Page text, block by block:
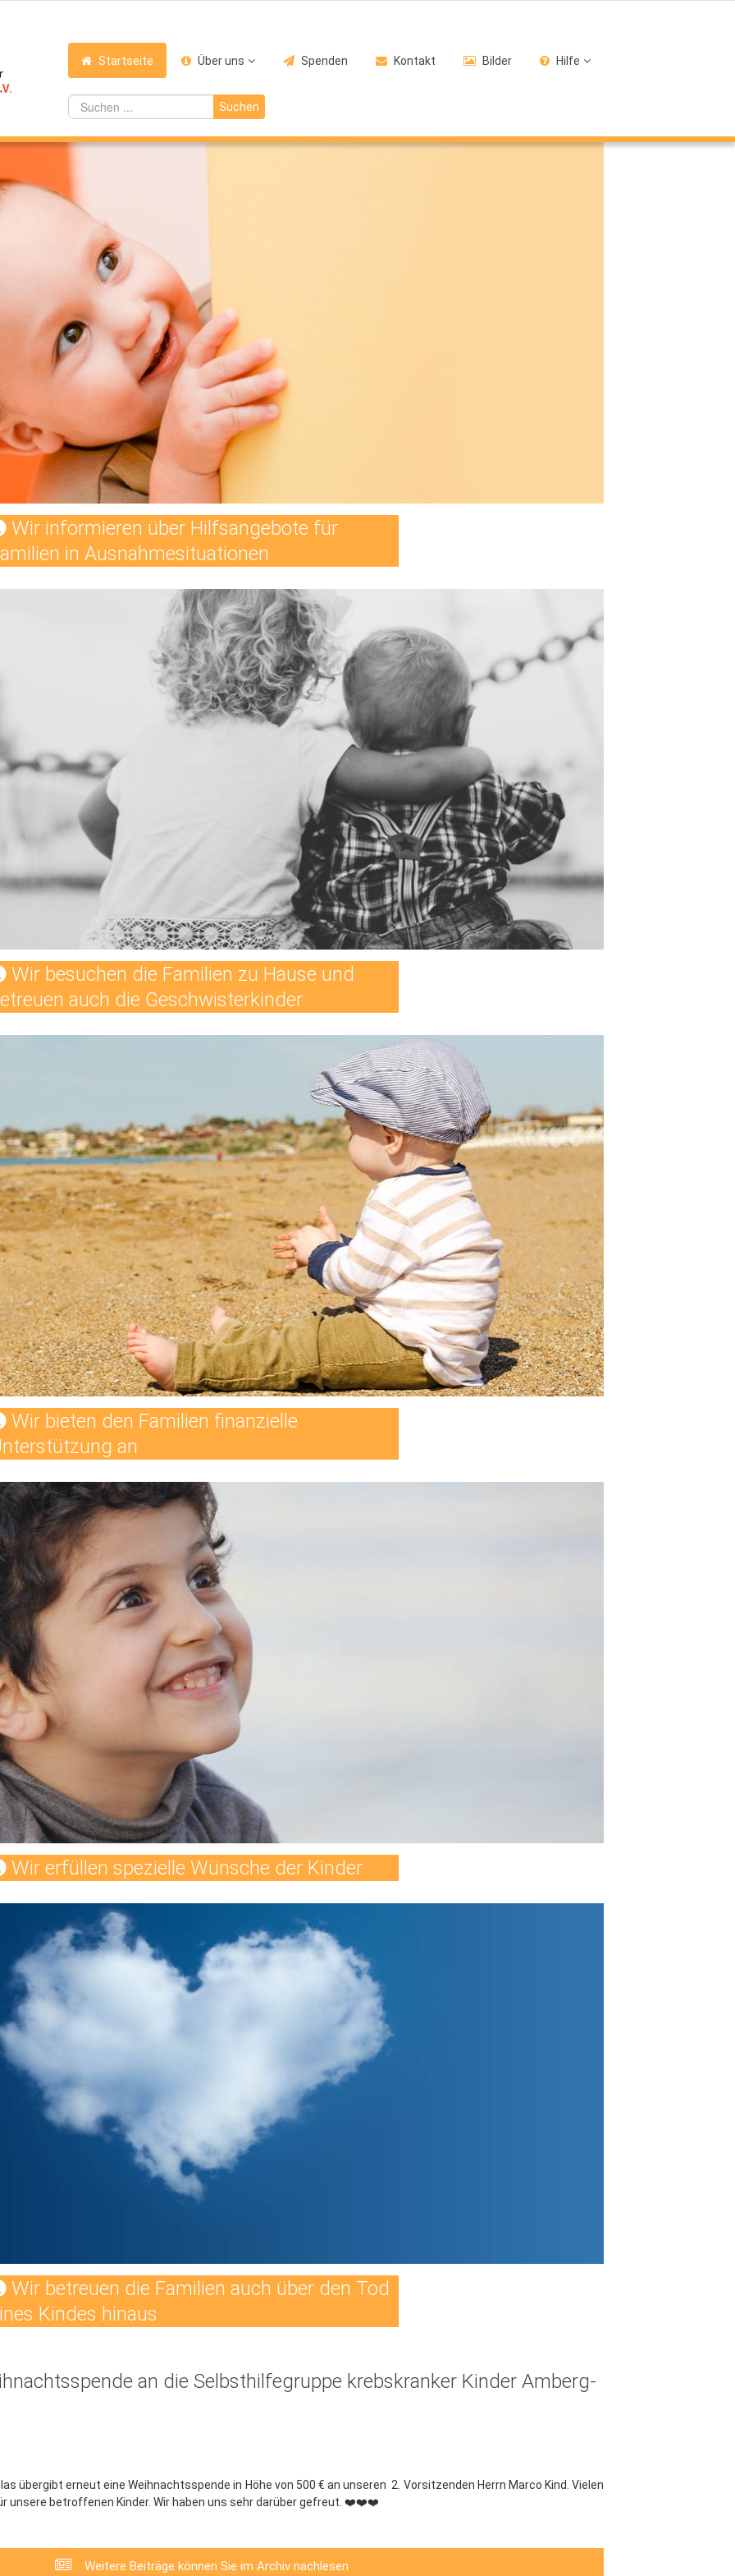
Startseite Über uns Spenden Kontakt Bilder Hilfe
Suchen
Wir informieren über Hilfsangebote für
in Ausnahmesituationen
Wir besuchen die Familien zu Hause und
auch die Geschwisterkinder
Wir bieten den Familien finanzielle
an
Wir erfüllen spezielle Wünsche der Kinder
Wir betreuen die Familien auch über den Tod
Kindes hinaus
an die Selbsthilfegruppe krebskranker Kinder Amberg-
übergibt erneut eine Weihnachtsspende in Höhe von 500 € an unseren 2. Vorsitzenden Herrn Marco Kind. Vielen
unsere betroffenen Kinder. Wir haben uns sehr darüber gefreut. ❤️❤️❤️
Weitere Beiträge können Sie im Archiv nachlesen